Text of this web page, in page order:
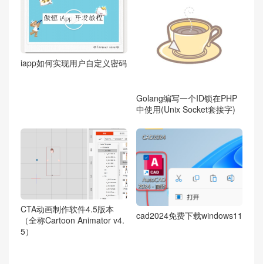

iapp如何实现用户自定义密码
Golang编写一个ID锁在PHP
中使用(Unix Socket套接字)
CTA动画制作软件4.5版本
（全称Cartoon Animator v4.
5）
cad2024免费下载windows11